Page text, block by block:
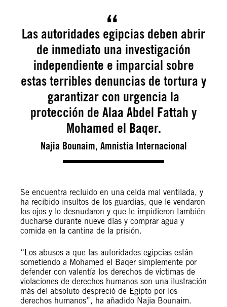
Las autoridades egipcias deben abrir
de inmediato una investigación
independiente e imparcial sobre
estas terribles denuncias de tortura y
garantizar con urgencia la
protección de Alaa Abdel Fattah y
Mohamed el Baqer.
Najia Bounaim, Amnistía Internacional
Se encuentra recluido en una celda mal ventilada, y
ha recibido insultos de los guardias, que le vendaron
los ojos y lo desnudaron y que le impidieron también
ducharse durante nueve días y comprar agua y
comida en la cantina de la prisión.
“Los abusos a que las autoridades egipcias están
sometiendo a Mohamed el Baqer simplemente por
defender con valentía los derechos de víctimas de
violaciones de derechos humanos son una ilustración
más del absoluto despreció de Egipto por los
derechos humanos”, ha añadido Najia Bounaim.